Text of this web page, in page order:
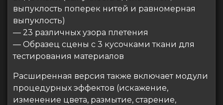
выпуклость поперек нитей и равномерная
выпуклость)
— 23 различных узора плетения
— Образец сцены с 3 кусочками ткани для
тестирования материалов
Расширенная версия также включает модули
процедурных эффектов (искажение,
изменение цвета, размытие, старение,